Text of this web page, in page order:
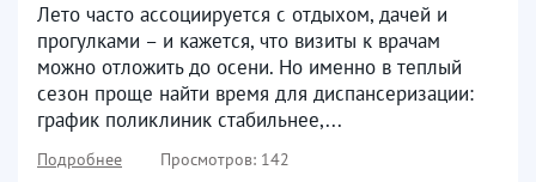
Лето часто ассоциируется с отдыхом, дачей и
прогулками – и кажется, что визиты к врачам
можно отложить до осени. Но именно в теплый
сезон проще найти время для диспансеризации:
график поликлиник стабильнее,...
Подробнее Просмотров: 142